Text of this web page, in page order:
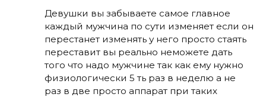
Девушки вы забываете самое главное
каждый мужчина по сути изменяет если он
перестанет изменять у него просто стаять
переставит вы реально неможете дать
того что надо мужчине так как ему нужно
физиологически 5 ть раз в неделю а не
раз в две просто аппарат при таких